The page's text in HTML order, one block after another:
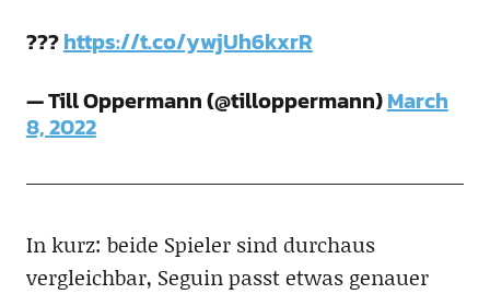
???https://t.co/ywjUh6kxrR
— Till Oppermann (@tilloppermann)March
8, 2022
In kurz: beide Spieler sind durchaus
vergleichbar, Seguin passt etwas genauer